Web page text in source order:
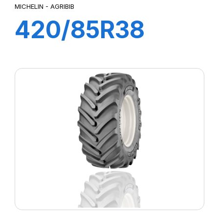
MICHELIN - AGRIBIB
420/85R38
AGRIBIB